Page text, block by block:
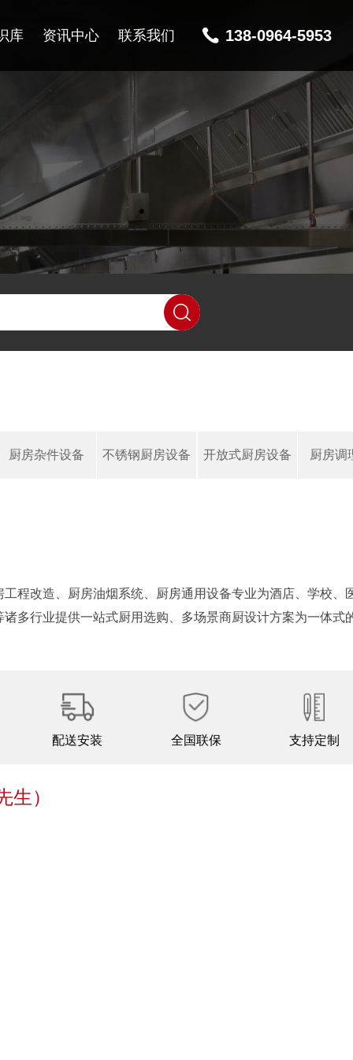
库 资讯中心 联系我们 138-0964-5953
厨房杂件设备 不锈钢厨房设备 开放式厨房设备 厨房调
程改造、厨房油烟系统、厨房通用设备专业为酒店、学校、
多行业提供一站式厨用选购、多场景商厨设计方案为一体式
配送安装 全国联保 支持定制
生）